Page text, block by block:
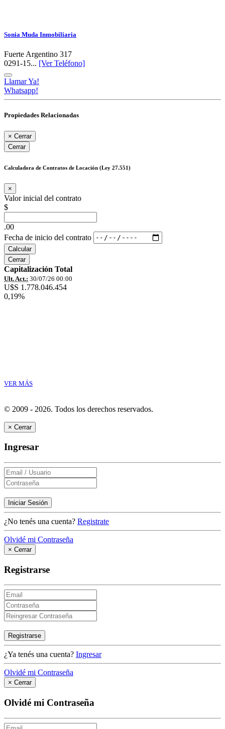
Sonia Muda Inmobiliaria
Fuerte Argentino 317
0291-15... [Ver Teléfono]
Llamar Ya!
Whatsapp!
Propiedades Relacionadas
× Cerrar
Cerrar
Calculadora de Contratos de Locación (Ley 27.551)
×
Valor inicial del contrato
$
.00
Fecha de inicio del contrato
Calcular
Cerrar
Capitalización Total
Ult. Act.: 30/07/26 00:00
U$S 1.778.046.454
0,19%
VER MÁS
© 2009 - 2026. Todos los derechos reservados.
× Cerrar
Ingresar
Iniciar Sesión
¿No tenés una cuenta? Registrate
Olvidé mi Contraseña
× Cerrar
Registrarse
Registrarse
¿Ya tenés una cuenta? Ingresar
Olvidé mi Contraseña
× Cerrar
Olvidé mi Contraseña